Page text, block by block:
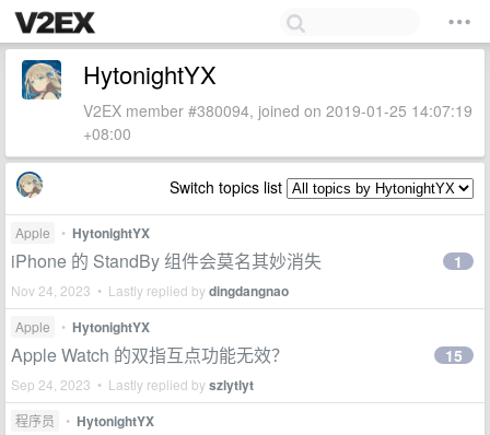
HytonightYX
V2EX member #380094, joined on 2019-01-25 14:07:19
+08:00
Switch topics list
Apple • HytonightYX
iPhone 的 StandBy 组件会莫名其妙消失
Nov 24, 2023 • Lastly replied bydingdangnao
1
Apple • HytonightYX
Apple Watch 的双指互点功能无效？
Sep 24, 2023 • Lastly replied byszlytlyt
15
程序员 • HytonightYX